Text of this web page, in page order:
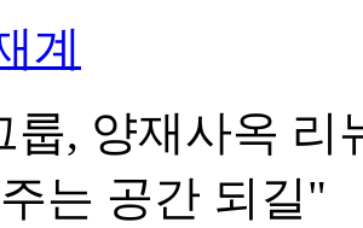
계
룹, 양재사옥
는 공간 되길"